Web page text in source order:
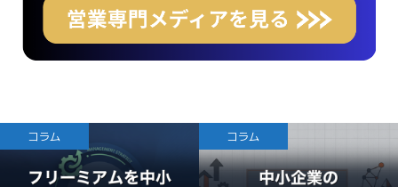
コラム コラム